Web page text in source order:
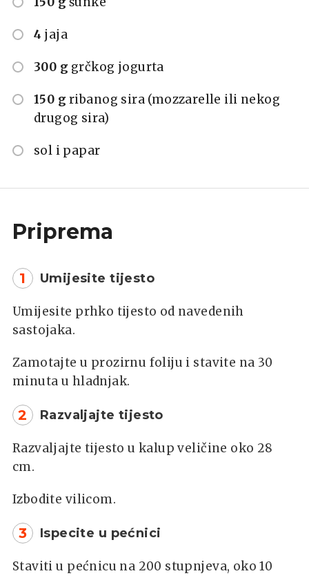
4 jaja
300 g grčkog jogurta
150 g ribanog sira (mozzarelle ili nekog
drugog sira)
sol i papar
Priprema
1 Umijesite tijesto
Umijesite prhko tijesto od navedenih
sastojaka.
Zamotajte u prozirnu foliju i stavite na 30
minuta u hladnjak.
2 Razvaljajte tijesto
Razvaljajte tijesto u kalup veličine oko 28
cm.
Izbodite vilicom.
3 Ispecite u pećnici
Staviti u pećnicu na 200 stupnjeva, oko 10